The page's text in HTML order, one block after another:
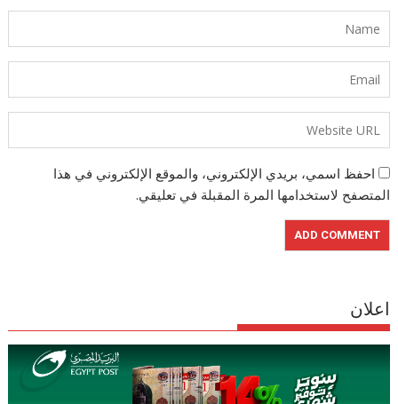
احفظ اسمي، بريدي الإلكتروني، والموقع الإلكتروني في هذا
المتصفح لاستخدامها المرة المقبلة في تعليقي.
اعلان